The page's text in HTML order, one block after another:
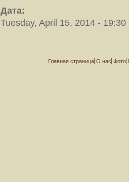
Дата:
Tuesday, April 15, 2014 - 19:30
Главная страница О нас Фото